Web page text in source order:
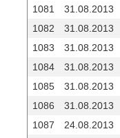
1081
31.08.2013
1082
31.08.2013
1083
31.08.2013
1084
31.08.2013
1085
31.08.2013
1086
31.08.2013
1087
24.08.2013